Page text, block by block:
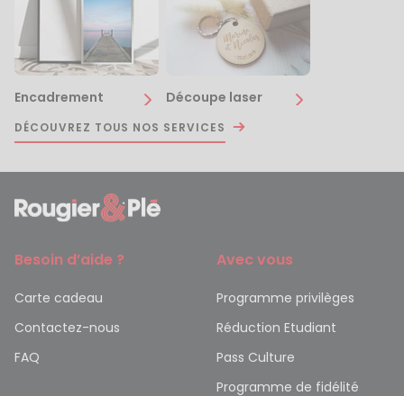
Encadrement Découpe laser
DÉCOUVREZ TOUS NOS SERVICES
Besoin d’aide ?
Carte cadeau
Contactez-nous
FAQ
Avec vous
Programme privilèges
Réduction Etudiant
Pass Culture
Programme de fidélité